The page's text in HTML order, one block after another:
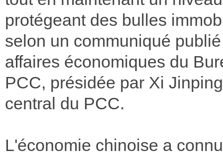
protégeant des bulles
selon un communiqué
affaires économiques du
PCC, présidée par Xi
central du PCC.
L'économie chinoise a